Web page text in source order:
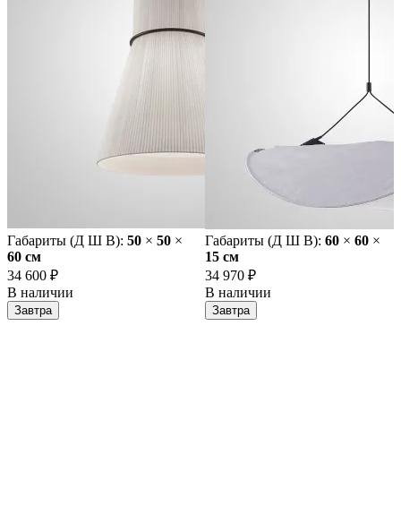
Габариты (Д Ш В): 50 × 50 ×
60 cм
34 600 ₽
В наличии
Завтра
Габариты (Д Ш В): 60 × 60 ×
15 cм
34 970 ₽
В наличии
Завтра